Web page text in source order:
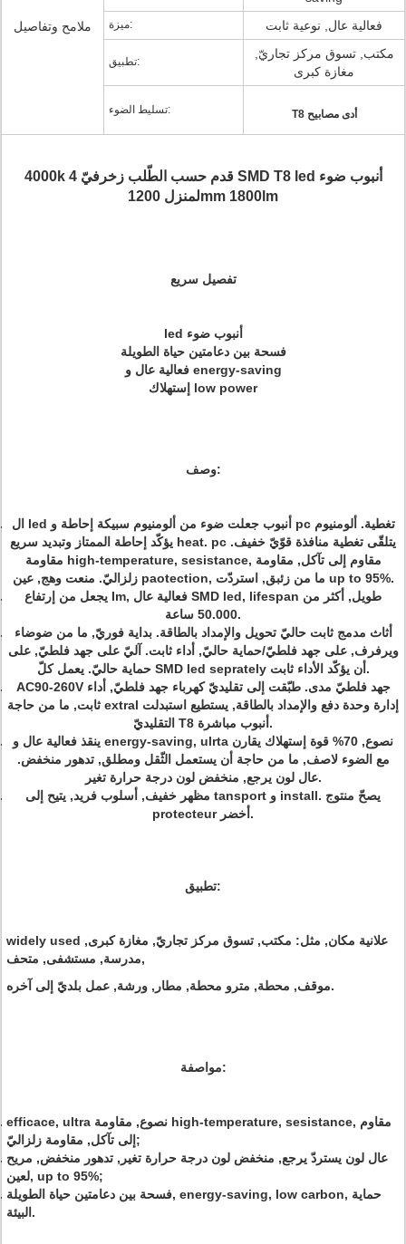
ملامح وتفاصيل ميزة: فعالية عال, نوعية ثابت
تطبيق:
مكتب, تسوق مركز تجاريّ,
مغازة كبرى
تسليط الضوء: T8 أدى مصابيح
4000k 4 قدم حسب الطّلب زخرفيّ SMD T8 led أنبوب ضوء
لمنزل 1200mm 1800lm
تفصيل سريع
led أنبوب ضوء
فسحة بين دعامتين حياة الطويلة
فعالية عال و energy-saving
إستهلاك low power
وصف:
ال led أنبوب جعلت ضوء من ألومنيوم سبيكة إحاطة و pc تغطية. ألومنيوم
يؤكّد إحاطة الممتاز وتبديد سريع heat. pc يتلقّى تغطية منافذة قوّيّ خفيف.
مقاومة high-temperature, sesistance, مقاوم إلى تآكل, مقاومة
زلزاليّ. منعت وهج, عين paotection, ما من زئبق, استردّت up to 95%.
يجعل من إرتفاع Im, فعالية عال SMD led, lifespan طويل, أكثر من
50.000 ساعة.
أثاث مدمج ثابت حاليّ تحويل والإمداد بالطاقة. بداية فوريّ, ما من ضوضاء
ويرفرف, على جهد فلطيّ/حماية حاليّ, أداء ثابت. آليّ على جهد فلطيّ, على
حماية حاليّ. يعمل كلّ SMD led seprately أن يؤكّد الأداء ثابت.
AC90-260V جهد فلطيّ مدى. طبّقت إلى تقليديّ كهرباء جهد فلطيّ, أداء
ثابت, ما من حاجة extral إدارة وحدة دفع والإمداد بالطاقة, يستطيع استبدلت
التقليديّ T8 أنبوب مباشرة.
ينقذ فعالية عال و energy-saving, ulrta نصوع, 70% قوة إستهلاك يقارن
مع الضوء لاصف, ما من حاجة أن يستعمل الثّقل ومطلق, تدهور منخفض.
عال لون يرجع, منخفض لون درجة حرارة تغير.
مظهر خفيف, أسلوب فريد, يتيح إلى tansport و install. يصحّ منتوج
protecteur أخضر.
تطبيق:
widely used علانية مكان, مثل: مكتب, تسوق مركز تجاريّ, مغازة كبرى,
مدرسة, مستشفى, متحف,
موقف, محطة, مترو محطة, مطار, ورشة, عمل بلديّ إلى آخره.
مواصفة:
efficace, ultra نصوع, مقاومة high-temperature, sesistance, مقاوم
إلى تآكل, مقاومة زلزاليّ;
عال لون يستردّ يرجع, منخفض لون درجة حرارة تغير, تدهور منخفض, مريح
لعين, up to 95%;
فسحة بين دعامتين حياة الطويلة, energy-saving, low carbon, حماية
البيئة.